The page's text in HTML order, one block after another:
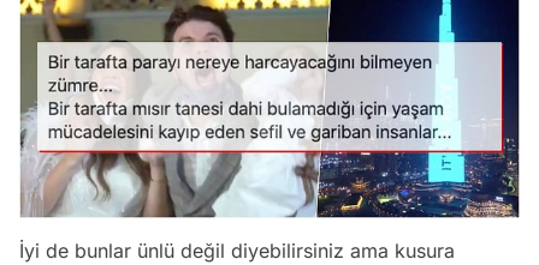
İyi de bunlar ünlü değil diyebilirsiniz ama kusura